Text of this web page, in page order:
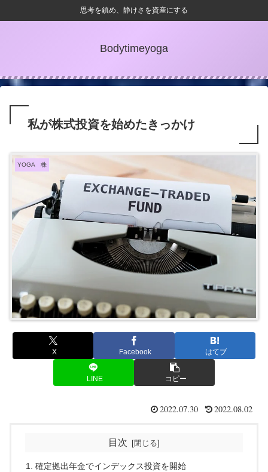
思考を鎮め、静けさを資産にする
Bodytimeyoga
私が株式投資を始めたきっかけ
YOGA 株
X Facebook はてブ
LINE コピー
2022.07.30 2022.08.02
目次
確定拠出年金でインデックス投資を開始